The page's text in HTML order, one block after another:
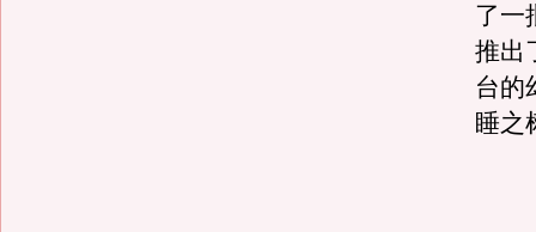
了一
推出
台的
睡之